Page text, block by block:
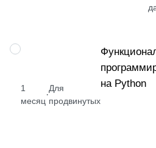
НАВЫК
1
месяц
·
Для
продвинутых
на Python